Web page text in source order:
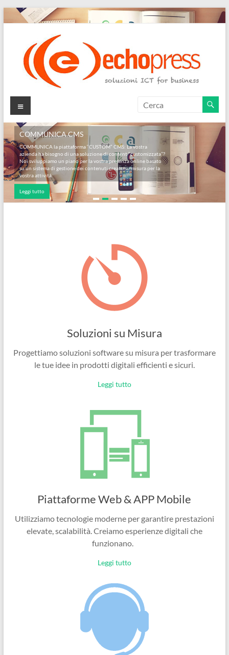
Salta
al
Echopress
s.r.l.
–
soluzioni
ICT
for
Menu
COMMUNICA CMS
COMMUNICA la piattaforma “CUSTOM” CMS: La vostra
azienda ha bisogno di una soluzione di content “customizzata”?
Noi sviluppiamo un piano per la vostra presenza online basato
su un sistema di gestione dei contenuti creato su misura per la
vostra attivitá.
Leggi tutto
Soluzioni su Misura
Progettiamo soluzioni software su misura per trasformare
le tue idee in prodotti digitali efficienti e sicuri.
Leggi tutto
Piattaforme Web & APP Mobile
Utilizziamo tecnologie moderne per garantire prestazioni
elevate, scalabilità. Creiamo esperienze digitali che
funzionano.
Leggi tutto